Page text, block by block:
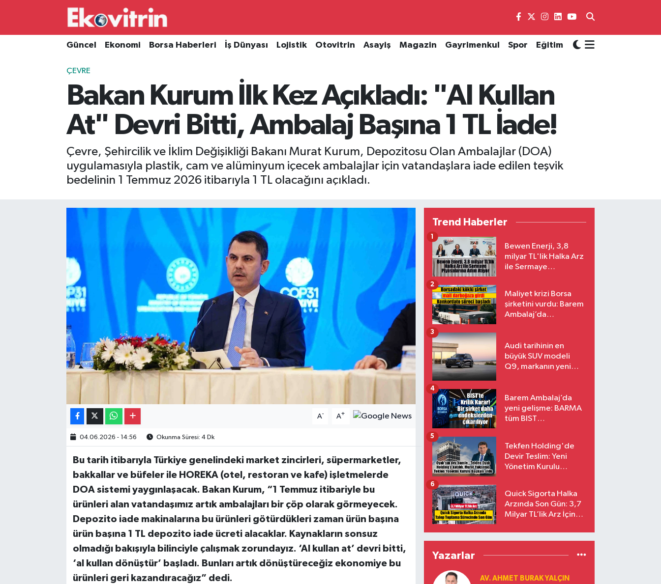
Güncel Ekonomi Borsa Haberleri İş Dünyası Lojistik Otovitrin Asayiş Magazin Gayrimenkul Spor Eğitim
ÇEVRE
Bakan Kurum İlk Kez Açıkladı: "Al Kullan
At" Devri Bitti, Ambalaj Başına 1 TL İade!
Çevre, Şehircilik ve İklim Değişikliği Bakanı Murat Kurum, Depozitosu Olan Ambalajlar (DOA)
uygulamasıyla plastik, cam ve alüminyum içecek ambalajlar için vatandaşlara iade edilen teşvik
bedelinin 1 Temmuz 2026 itibarıyla 1 TL olacağını açıkladı.
A- A+
04.06.2026 - 14:56 Okunma Süresi: 4 Dk
Bu tarih itibarıyla Türkiye genelindeki market zincirleri, süpermarketler,
bakkallar ve büfeler ile HOREKA (otel, restoran ve kafe) işletmelerde
DOA sistemi yaygınlaşacak. Bakan Kurum, “1 Temmuz itibariyle bu
ürünleri alan vatandaşımız artık ambalajları bir çöp olarak görmeyecek.
Depozito iade makinalarına bu ürünleri götürdükleri zaman ürün başına
ürün başına 1 TL depozito iade ücreti alacaklar. Kaynakların sonsuz
olmadığı bakışıyla bilinciyle çalışmak zorundayız. ‘Al kullan at’ devri bitti,
‘al kullan dönüştür’ başladı. Bunları artık dönüştüreceğiz ekonomiye bu
ürünleri geri kazandıracağız” dedi.
Trend Haberler
Bewen Enerji, 3,8
milyar TL'lik Halka Arz
ile Sermaye
1
Maliyet krizi Borsa
şirketini vurdu: Barem
Ambalaj’da
2
Audi tarihinin en
büyük SUV modeli
Q9, markanın yeni
3
Barem Ambalaj’da
yeni gelişme: BARMA
tüm BIST
4
Tekfen Holding'de
Devir Teslim: Yeni
Yönetim Kurulu
5
Quick Sigorta Halka
Arzında Son Gün: 3,7
Milyar TL’lik Arz İçin
Eriyor
6
Yazarlar
AV. AHMET BURAK YALÇIN
Güncel
Borsa Haberleri
Hava Durumu
Süper Lig Puan Durumu ve Fikstür
Tüm Manşetler
Son Dakika Haberleri
Haber Arşivi